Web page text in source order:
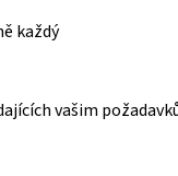
každý
vašim